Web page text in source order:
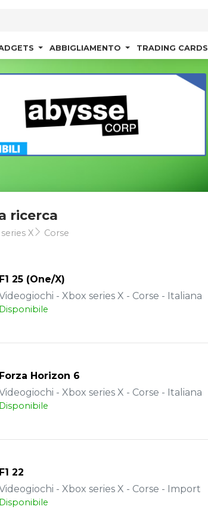
ABBIGLIAMENTO TRADING CARDS
ricerca
X Corse
F1 25 (One/X)
- Xbox series X - Corse - Italiana
Disponibile
Forza Horizon 6
- Xbox series X - Corse - Italiana
Disponibile
F1 22
- Xbox series X - Corse - Import
Disponibile